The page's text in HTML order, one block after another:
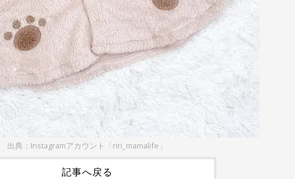
出典：Instagramアカウント「riri_mamalife」
記事へ戻る